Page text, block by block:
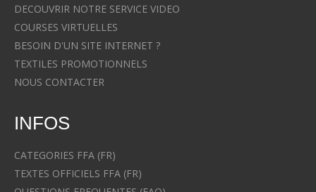
DECOUVRIR NOTRE SERVICE VIDEO
COURSES VIRTUELLES
BESOIN D'UN SITE INTERNET ?
TEXTILES PROMOTIONNELS
NOUS CONTACTER
INFOS
CATEGORIES FFA (FR)
TEXTES OFFICIELS FFA (FR)